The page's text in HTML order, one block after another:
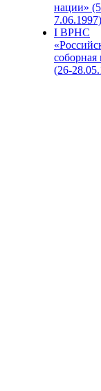
нации»
7.06.1997)
I ВРНС
(26-